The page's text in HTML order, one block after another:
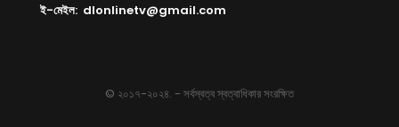
ই-মেইল: dlonlinetv@gmail.com
© ২০১৭-২০২৪. - সর্বস্বত্ব স্বত্বাধিকার সংরক্ষিত